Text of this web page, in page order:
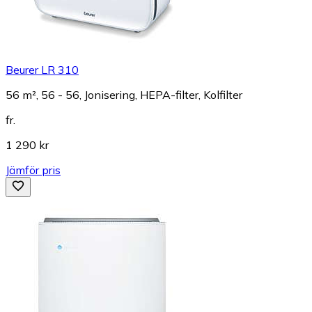
Beurer LR 310
56 m², 56 - 56, Jonisering, HEPA-filter, Kolfilter
fr.
1 290 kr
Jämför pris